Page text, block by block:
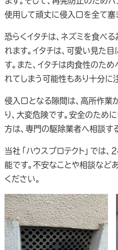
使用して頑丈に侵入口を全て塞
恐らくイタチは、ネズミを食べ
れます。イタチは、可愛い見た
す。また、イタチは肉食性のた
れてしまう可能性もあり十分に
侵入口となる隙間は、高所作業
り、大変危険です。安全のため
方は、専門の駆除業者へ相談す
当社「ハウスプロテクト」では
能です。不安なことや相談など
ください。